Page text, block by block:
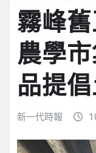
霧峰
農學
品提
新一代時報